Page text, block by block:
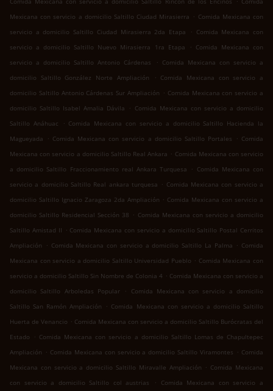
Mexicana con servicio a domicilio Saltillo Ciudad Mirasierra . Comida Mexicana con
servicio a domicilio Saltillo Ciudad Mirasierra 2da Etapa
. Comida Mexicana con
servicio a domicilio Saltillo Nuevo Mirasierra 1ra Etapa
. Comida Mexicana con
servicio a domicilio Saltillo Antonio Cárdenas
. Comida Mexicana con servicio a
domicilio Saltillo González Norte Ampliación
. Comida Mexicana con servicio a
domicilio Saltillo Antonio Cárdenas Sur Ampliación . Comida Mexicana con servicio a
domicilio Saltillo Isabel Amalia Dávila
. Comida Mexicana con servicio a domicilio
Saltillo Anáhuac
. Comida Mexicana con servicio a domicilio Saltillo Hacienda la
Magueyada
. Comida Mexicana con servicio a domicilio Saltillo Portales . Comida
Mexicana con servicio a domicilio Saltillo Real Ankara . Comida Mexicana con servicio
a domicilio Saltillo Fraccionamiento real Ankara Turquesa
. Comida Mexicana con
servicio a domicilio Saltillo Real ankara turquesa . Comida Mexicana con servicio a
domicilio Saltillo Ignacio Zaragoza 2da Ampliación . Comida Mexicana con servicio a
domicilio Saltillo Residencial Sección 38 . Comida Mexicana con servicio a domicilio
Saltillo Amistad II . Comida Mexicana con servicio a domicilio Saltillo Postal Cerritos
Ampliación
. Comida Mexicana con servicio a domicilio Saltillo La Palma . Comida
Mexicana con servicio a domicilio Saltillo Universidad Pueblo . Comida Mexicana con
servicio a domicilio Saltillo Sin Nombre de Colonia 4 . Comida Mexicana con servicio a
domicilio Saltillo Arboledas Popular
.
Comida Mexicana con servicio a domicilio
Saltillo San Ramón Ampliación
. Comida Mexicana con servicio a domicilio Saltillo
Huerta de Venancio . Comida Mexicana con servicio a domicilio Saltillo Burócratas del
Estado
. Comida Mexicana con servicio a domicilio Saltillo Lomas de Chapultepec
Ampliación . Comida Mexicana con servicio a domicilio Saltillo Viramontes . Comida
Mexicana con servicio a domicilio Saltillo Miravalle Ampliación . Comida Mexicana
con servicio a domicilio Saltillo col austrias
.
Comida Mexicana con servicio a